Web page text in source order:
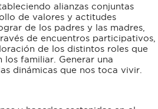
alianzas conjuntas
de valores y actitudes
de los padres y las madres,
de encuentros participativos,
de los distintos roles que
familiar. Generar una
dinámicas que nos toca vivir.